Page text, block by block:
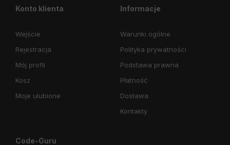
Konto klienta
Wejście
Rejestracja
Mój profil
Kosz
Moje ulubione
Informacje
Warunki ogólne
Polityka prywatności
Podstawa prawna
Płatność
Dostawa
Kontakty
Code-Guru